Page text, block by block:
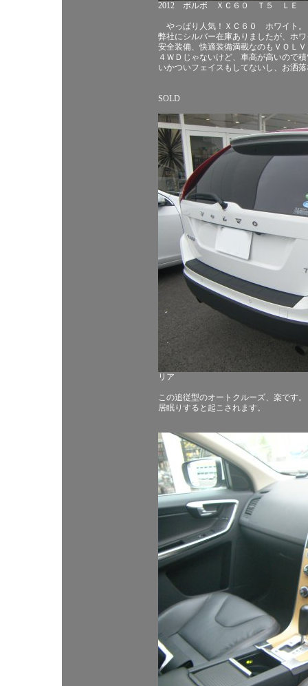
2012 ボルボ ＸＣ６０ Ｔ５ ＬＥ
やっぱり人気！ＸＣ６０ ホワイト。
弊社にシルバー在庫ありましたが、ホ
安全装備、快適装備満載なのもＶＯＬ
４ＷＤじゃないけど、車高が高いので
いかついフェイスもしてないし、お洒
SOLD
リア
この追従型のオートクルーズ、楽です。
居眠りすると起こされます。